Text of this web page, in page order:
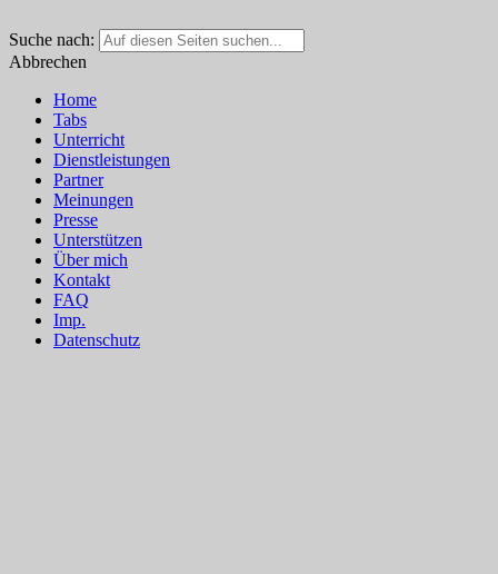
Suche nach:
Abbrechen
Home
Tabs
Unterricht
Dienstleistungen
Partner
Meinungen
Presse
Unterstützen
Über mich
Kontakt
FAQ
Imp.
Datenschutz